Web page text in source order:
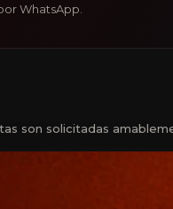
WhatsApp.
son solicitadas